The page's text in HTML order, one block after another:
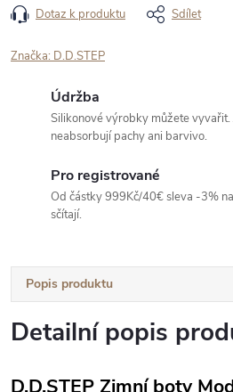
Dotaz k produktu Sdílet
Značka: D.D.STEP
Údržba
Silikonové výrobky můžete vyvařit.
neabsorbují pachy ani barvivo.
Pro registrované
Od částky 999Kč/40€ sleva -3%
sčítají.
Popis produktu
Detailní popis
D.D.STEP Zimní boty